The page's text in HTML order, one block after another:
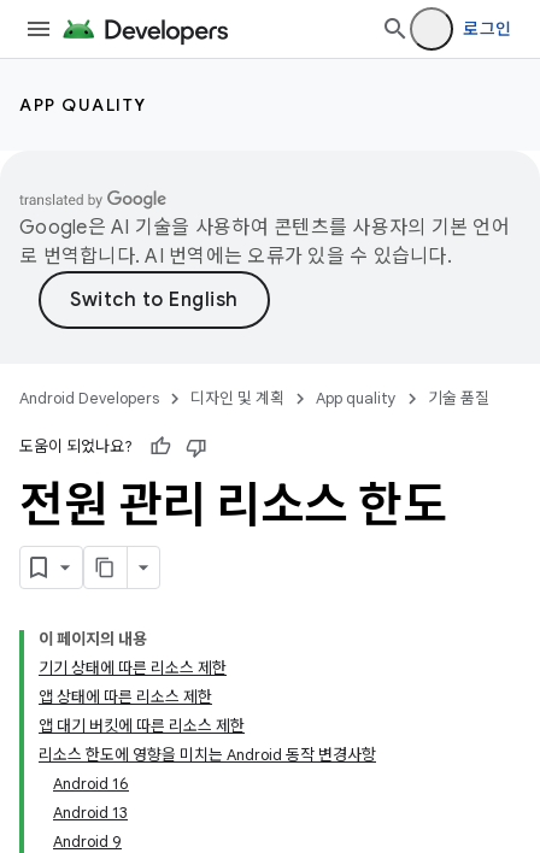
로그인
APP QUALITY
Google은 AI 기술을 사용하여 콘텐츠를 사용자의 기본 언어
로 번역합니다. AI 번역에는 오류가 있을 수 있습니다.
Android Developers 디자인 및 계획 App quality 기술 품질
도움이 되었나요?
전원 관리 리소스 한도
이 페이지의 내용
기기 상태에 따른 리소스 제한
앱 상태에 따른 리소스 제한
앱 대기 버킷에 따른 리소스 제한
리소스 한도에 영향을 미치는 Android 동작 변경사항
Android 16
Android 13
Android 9